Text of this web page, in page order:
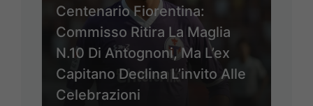
Centenario Fiorentina:
Commisso Ritira La Maglia
N.10 Di Antognoni, Ma L’ex
Capitano Declina L’invito Alle
Celebrazioni